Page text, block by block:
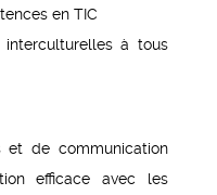
en TIC
interculturelles à tous
et de communication
efficace avec les